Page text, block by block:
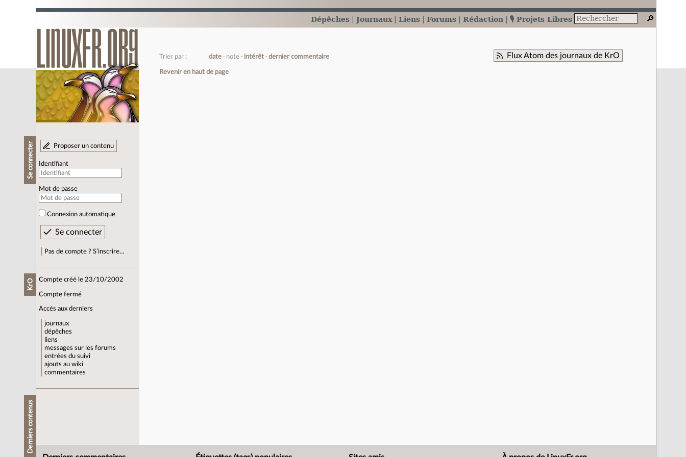
Dépêches Journaux Liens Forums Rédaction 🎙️ Projets Libres
Se connecter Proposer un contenu
Identifiant
Mot de passe
Connexion automatique
Pas de compte ? S’inscrire…
KrO Compte créé le 23/10/2002
Compte fermé
Accès aux derniers
journaux
dépêches
liens
messages sur les forums
entrées du suivi
ajouts au wiki
commentaires
Derniers contenus
Flux Atom des journaux de KrO
Trier par : date note intérêt dernier commentaire
Revenir en haut de page